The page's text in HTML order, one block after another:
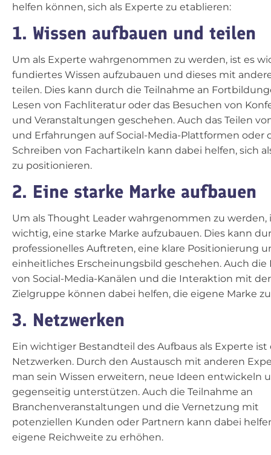
helfen können, sich als Experte zu etablieren:
1. Wissen aufbauen und teilen
Um als Experte wahrgenommen zu werden, ist es
fundiertes Wissen aufzubauen und dieses mit
teilen. Dies kann durch die Teilnahme an
Lesen von Fachliteratur oder das Besuchen von
und Veranstaltungen geschehen. Auch das Teilen
und Erfahrungen auf Social-Media-Plattformen oder
Schreiben von Fachartikeln kann dabei helfen, sich
zu positionieren.
2. Eine starke Marke aufbauen
Um als Thought Leader wahrgenommen zu werden,
wichtig, eine starke Marke aufzubauen. Dies kann
professionelles Auftreten, eine klare Positionierung
einheitliches Erscheinungsbild geschehen. Auch
von Social-Media-Kanälen und die Interaktion mit der
Zielgruppe können dabei helfen, die eigene Marke
3. Netzwerken
Ein wichtiger Bestandteil des Aufbaus als Experte ist
Netzwerken. Durch den Austausch mit anderen
man sein Wissen erweitern, neue Ideen entwickeln
gegenseitig unterstützen. Auch die Teilnahme an
Branchenveranstaltungen und die Vernetzung mit
potenziellen Kunden oder Partnern kann dabei
eigene Reichweite zu erhöhen.